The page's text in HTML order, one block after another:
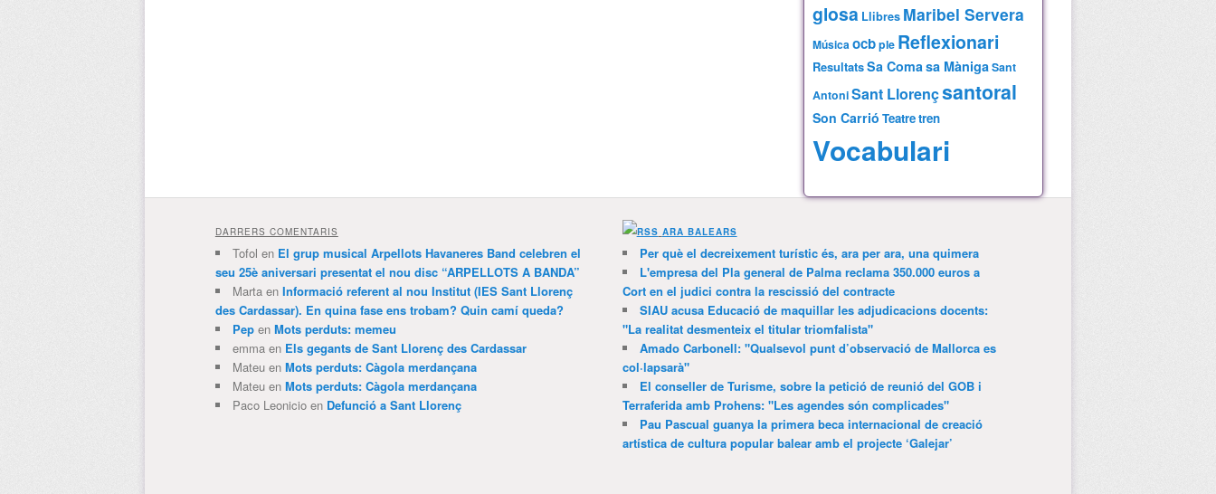
glosa Llibres Maribel Servera
Músicaocbple Reflexionari
ResultatsSa Comasa MànigaSant
AntoniSant Llorençsantoral
Son Carrió Teatretren
Vocabulari
DARRERS COMENTARIS
Tofol en El grup musical Arpellots Havaneres Band celebren el
seu 25è aniversari presentat el nou disc “ARPELLOTS A BANDA”
Martaen Informació referent al nou Institut (IES Sant Llorenç
des Cardassar). En quina fase ens trobam? Quin camí queda?
Pepen Mots perduts: memeu
emmaen Els gegants de Sant Llorenç des Cardassar
Mateuen Mots perduts: Càgola merdançana
Mateuen Mots perduts: Càgola merdançana
Paco Leonicioen Defunció a Sant Llorenç
ARA BALEARS
Per què el decreixement turístic és, ara per ara, una quimera
L'empresa del Pla general de Palma reclama 350.000 euros a
Cort en el judici contra la rescissió del contracte
SIAU acusa Educació de maquillar les adjudicacions docents:
"La realitat desmenteix el titular triomfalista"
Amado Carbonell: "Qualsevol punt d’observació de Mallorca es
col·lapsarà"
El conseller de Turisme, sobre la petició de reunió del GOB i
Terraferida amb Prohens: "Les agendes són complicades"
Pau Pascual guanya la primera beca internacional de creació
artística de cultura popular balear amb el projecte ‘Galejar’